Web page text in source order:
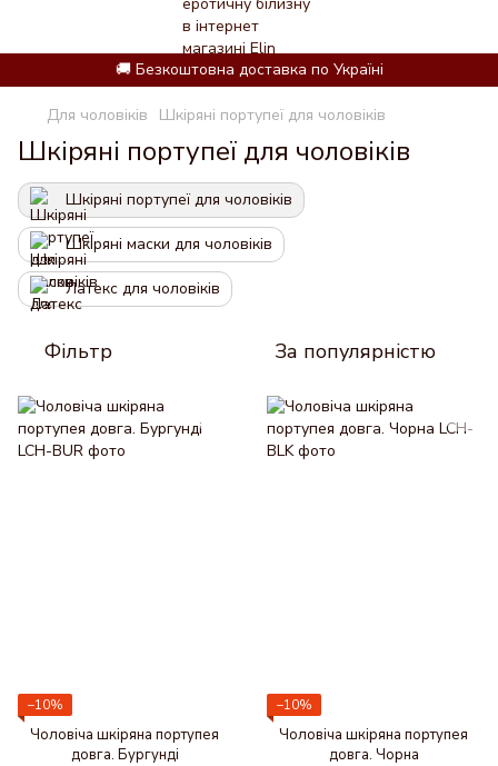
🚚 Безкоштовна доставка по Україні
Для чоловіків Шкіряні портупеї для чоловіків
Шкіряні портупеї для чоловіків
Шкіряні портупеї для чоловіків
Шкіряні маски для чоловіків
Латекс для чоловіків
Фільтр За популярністю
−10%
Чоловіча шкіряна портупея
довга. Бургунді
−10%
Чоловіча шкіряна портупея
довга. Чорна